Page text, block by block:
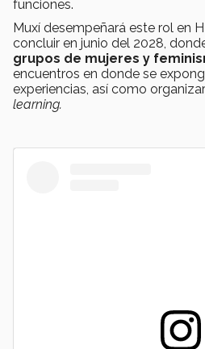
funciones.
Muxí desempeñará este rol en
concluir en junio del 2028,
grupos de mujeres y
encuentros en donde se
experiencias, así como
learning.